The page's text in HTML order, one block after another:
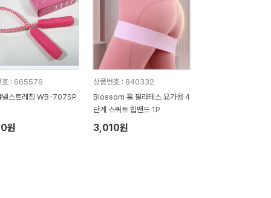
호 : 665576
넬스트레칭 WB-707SP
원
상품번호 : 840332
Blossom 홈 필라테스 요가용 4
단계 스쿼트 힙밴드 1P
3,010원